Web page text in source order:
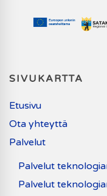
SIVUKARTTA
Etusivu
Ota yhteyttä
Palvelut
Palvelut
Palvelut